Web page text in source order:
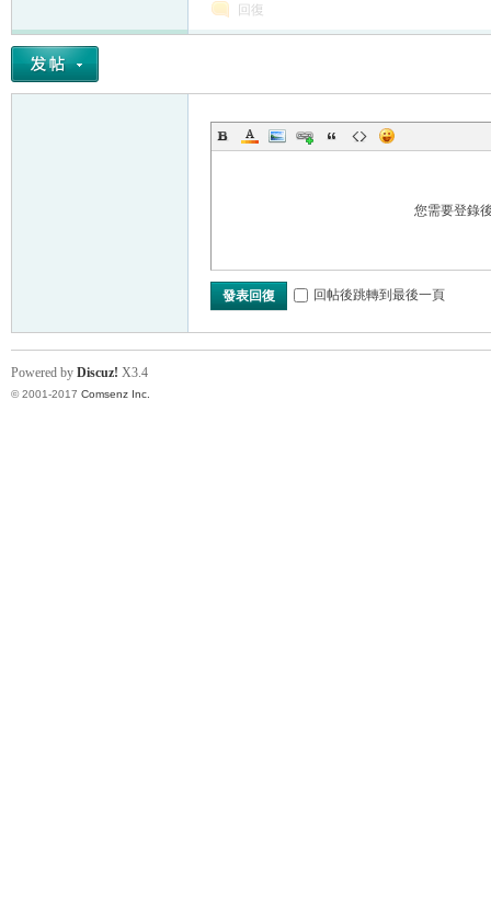
回復
您需要登錄
發表回復 回帖後跳轉到最後一頁
Powered by Discuz! X3.4
© 2001-2017 Comsenz Inc.